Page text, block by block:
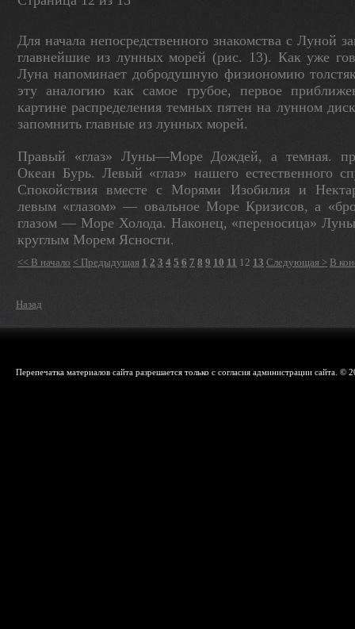
Для начала непосредственного знакомства с Луной
главнейшие из лунных морей (рис. 13). Как уже
Луна напоминает добродуш­ную физиономию
эту аналогию как самое грубое, первое
картине рас­пределения темных пятен на лунном
запомнить главные из лунных морей.
Правый «глаз» Луны—Море Дождей, а темная.
Океан Бурь. Левый «глаз» нашего естественно­го
Спокойствия вместе с Морями Изоби­лия и
левым «глазом» — овальное Мо­ре Кризисов, а
глазом — Море Холода. Наконец, «переносица»
круглым Мо­рем Ясности.
<< В начало < Предыдущая 1 2 3 4 5 6 7 8 9 10 11 12 13 Следующая > В
Назад
Перепечатка материалов сайта разрешается только с согласия администрации сайта.